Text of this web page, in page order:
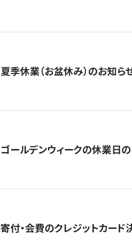
夏季休業（お盆休み）のお知ら
ゴールデンウィークの休業日
寄付・会費のクレジットカード